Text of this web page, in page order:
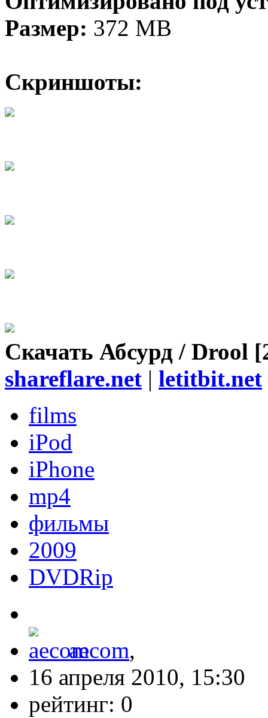
Размер: 372 MB
Скриншоты:
Скачать Абсурд / Drool
shareflare.net | letitbit.net
films
iPod
iPhone
mp4
фильмы
2009
DVDRip
aecom,
16 апреля 2010, 15:30
рейтинг: 0